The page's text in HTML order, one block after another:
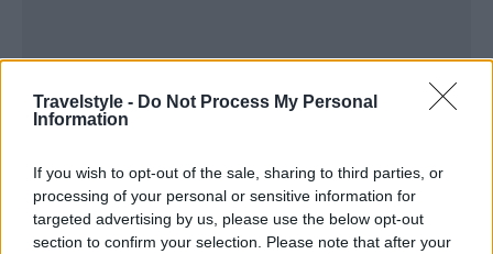
Travelstyle - Do Not Process My Personal
Information
If you wish to opt-out of the sale, sharing to third parties, or
processing of your personal or sensitive information for
targeted advertising by us, please use the below opt-out
section to confirm your selection. Please note that after your